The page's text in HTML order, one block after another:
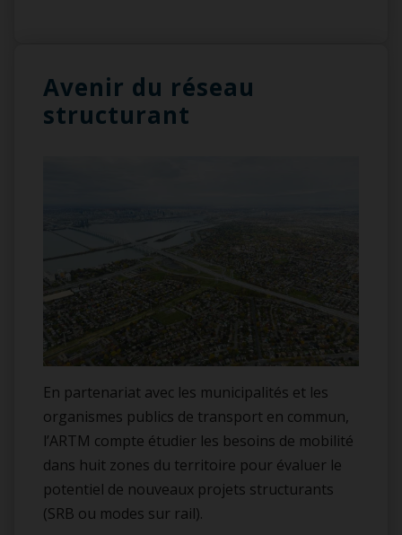
Avenir du réseau
structurant
En partenariat avec les municipalités et les
organismes publics de transport en commun,
l’ARTM compte étudier les besoins de mobilité
dans huit zones du territoire pour évaluer le
potentiel de nouveaux projets structurants
(SRB ou modes sur rail).